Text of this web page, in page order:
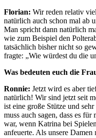
Florian: Wir reden relativ
natürlich auch schon mal ab
Man spricht dann natürlich
wie zum Beispiel den
tatsächlich bisher nicht so
fragte: „Wie würdest du die
Was bedeuten euch die
Ronnie: Jetzt wird es aber
natürlich! Wir sind jetzt seit
ist eine große Stütze und
muss auch sagen, dass es
war, wenn Katrina bei
anfeuerte. Als unsere Damen